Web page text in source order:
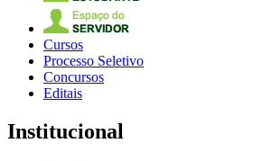
Cursos
Processo Seletivo
Concursos
Editais
Institucional